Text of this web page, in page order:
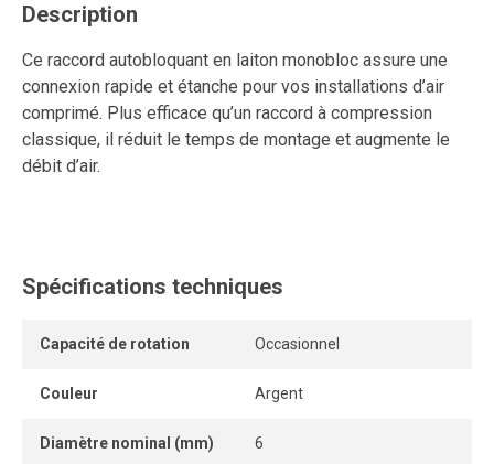
Description
Ce raccord autobloquant en laiton monobloc assure une
connexion rapide et étanche pour vos installations d’air
comprimé. Plus efficace qu’un raccord à compression
classique, il réduit le temps de montage et augmente le
débit d’air.
connexion instantanée, idéale pour les applications
industrielles nécessitant fiabilité et performance.
Spécifications techniques
Capacité de rotation Occasionnel
Couleur Argent
Diamètre nominal (mm) 6